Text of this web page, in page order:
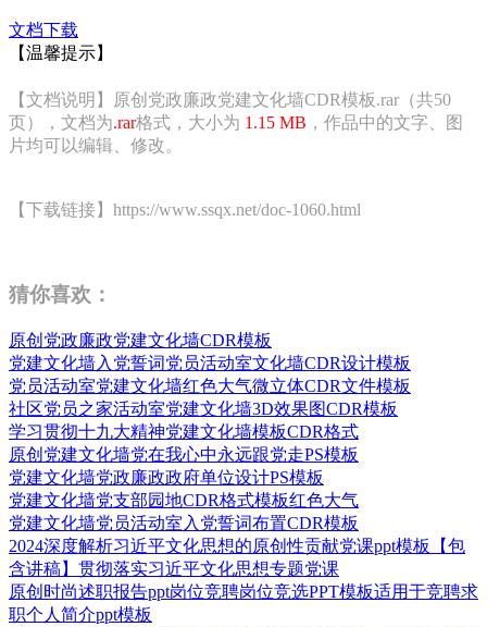
文档下载
【温馨提示】
【文档说明】原创党政廉政党建文化墙CDR模板.rar（共50
页），文档为.rar格式，大小为 1.15 MB ，作品中的文字、图
片均可以编辑、修改。
【下载链接】https://www.ssqx.net/doc-1060.html
猜你喜欢：
原创党政廉政党建文化墙CDR模板
党建文化墙入党誓词党员活动室文化墙CDR设计模板
党员活动室党建文化墙红色大气微立体CDR文件模板
社区党员之家活动室党建文化墙3D效果图CDR模板
学习贯彻十九大精神党建文化墙模板CDR格式
原创党建文化墙党在我心中永远跟党走PS模板
党建文化墙党政廉政政府单位设计PS模板
党建文化墙党支部园地CDR格式模板红色大气
党建文化墙党员活动室入党誓词布置CDR模板
2024深度解析习近平文化思想的原创性贡献党课ppt模板【包
含讲稿】贯彻落实习近平文化思想专题党课
原创时尚述职报告ppt岗位竞聘岗位竞选PPT模板适用于竞聘求
职个人简介ppt模板